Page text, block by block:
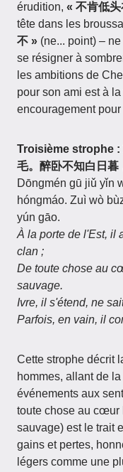
érudition, « 不肯低
tête dans les
不 » (ne... point) –
se résigner à
les ambitions de
pour son ami est à
encouragement
Troisième strophe :
毛。醉卧不知白日暮
Dōngmén gū jiǔ yǐn
hóngmáo. Zuì wò
yún gāo.
À la porte de l'Est, il
clan ;
De toute chose au
sauvage.
Ivre, il s'étend, ne
Parfois, en vain, il
Cette strophe décrit
hommes, allant de
événements aux
toute chose au cœur
sauvage) est le trait
gains et pertes,
légers comme une